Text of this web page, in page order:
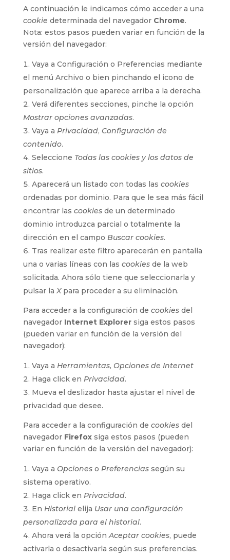
A continuación le indicamos cómo acceder a una
cookie determinada del navegador Chrome.
Nota: estos pasos pueden variar en función de la
versión del navegador:
Vaya a Configuración o Preferencias mediante
el menú Archivo o bien pinchando el icono de
personalización que aparece arriba a la derecha.
Verá diferentes secciones, pinche la opción
Mostrar opciones avanzadas.
Vaya a Privacidad, Configuración de
contenido.
Seleccione Todas las cookies y los datos de
sitios.
Aparecerá un listado con todas las cookies
ordenadas por dominio. Para que le sea más fácil
encontrar las cookiesde un determinado
dominio introduzca parcial o totalmente la
dirección en el campo Buscar cookies.
Tras realizar este filtro aparecerán en pantalla
una o varias líneas con las cookiesde la web
solicitada. Ahora sólo tiene que seleccionarla y
pulsar laXpara proceder a su eliminación.
Para acceder a la configuración de cookiesdel
navegador Internet Explorersiga estos pasos
(pueden variar en función de la versión del
navegador):
Vaya a Herramientas, Opciones de Internet
Haga click en Privacidad.
Mueva el deslizador hasta ajustar el nivel de
privacidad que desee.
Para acceder a la configuración de cookiesdel
navegador Firefoxsiga estos pasos (pueden
variar en función de la versión del navegador):
Vaya a Opcioneso Preferenciassegún su
sistema operativo.
Haga click en Privacidad.
En Historialelija Usar una configuración
personalizada para el historial.
Ahora verá la opciónAceptar cookies, puede
activarla o desactivarla según sus preferencias.